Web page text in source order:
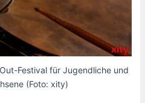
Festival für Jugendliche und
(Foto: xity)